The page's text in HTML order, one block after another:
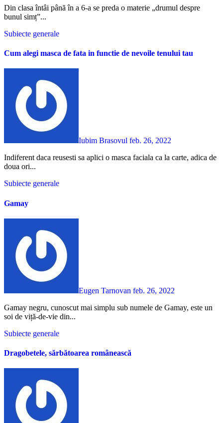
Din clasa întâi până în a 6-a se preda o materie „drumul despre
bunul simț”...
Subiecte generale
Cum alegi masca de fata in functie de nevoile tenului tau
Iubim Brasovul feb. 26, 2022
Indiferent daca reusesti sa aplici o masca faciala ca la carte, adica de
doua ori...
Subiecte generale
Gamay
Eugen Tarnovan feb. 26, 2022
Gamay negru, cunoscut mai simplu sub numele de Gamay, este un
soi de viță-de-vie din...
Subiecte generale
Dragobetele, sărbătoarea românească